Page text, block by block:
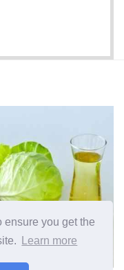
you get the
Learn more